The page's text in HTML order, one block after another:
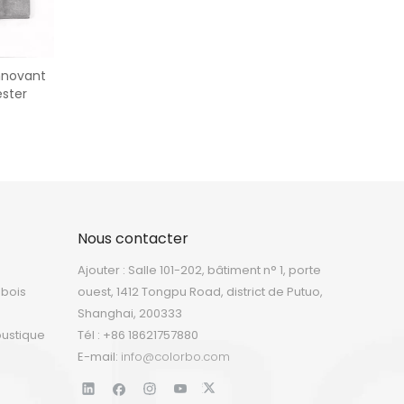
Nous contacter
Ajouter : Salle 101-202, bâtiment n° 1, porte
ouest, 1412 Tongpu Road, district de Putuo,
Shanghai, 200333
Tél : +86 18621757880
E-mail: info@colorbo.com